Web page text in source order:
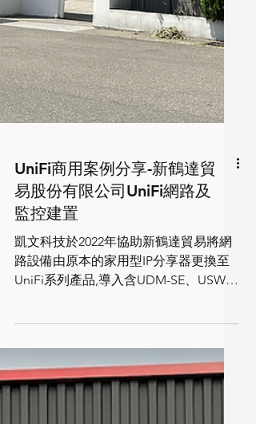
UniFi商用案例分享-新鶴達貿
易股份有限公司UniFi網路及
監控建置